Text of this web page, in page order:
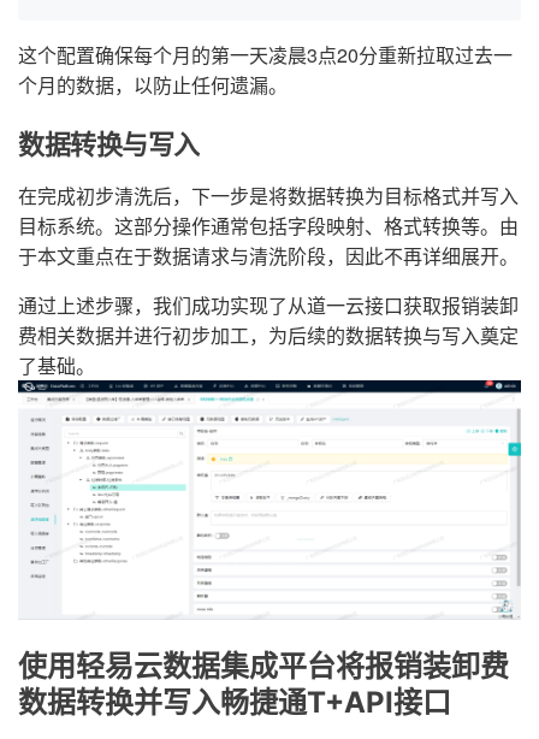
这个配置确保每个月的第一天凌晨3点20分重新拉取过去一
个月的数据，以防止任何遗漏。
数据转换与写入
在完成初步清洗后，下一步是将数据转换为目标格式并写入
目标系统。这部分操作通常包括字段映射、格式转换等。由
于本文重点在于数据请求与清洗阶段，因此不再详细展开。
通过上述步骤，我们成功实现了从道一云接口获取报销装卸
费相关数据并进行初步加工，为后续的数据转换与写入奠定
了基础。
使用轻易云数据集成平台将报销装卸费
数据转换并写入畅捷通T+API接口